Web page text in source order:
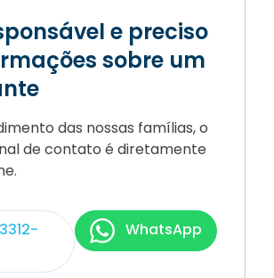
e preciso
sobre um
das nossas famílias, o
de contato é diretamente
WhatsApp